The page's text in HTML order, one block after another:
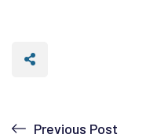
Previous Post